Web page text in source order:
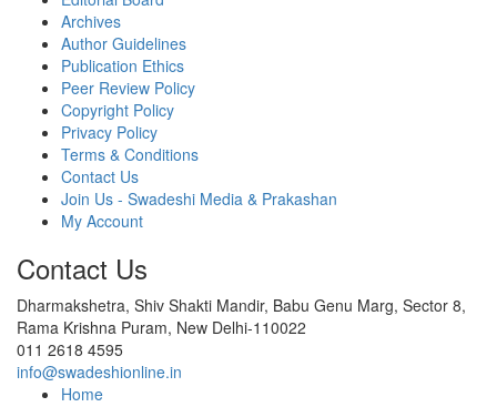
Archives
Author Guidelines
Publication Ethics
Peer Review Policy
Copyright Policy
Privacy Policy
Terms & Conditions
Contact Us
Join Us - Swadeshi Media & Prakashan
My Account
Contact Us
Dharmakshetra, Shiv Shakti Mandir, Babu Genu Marg, Sector 8,
Rama Krishna Puram, New Delhi-110022
011 2618 4595
info@swadeshionline.in
Home